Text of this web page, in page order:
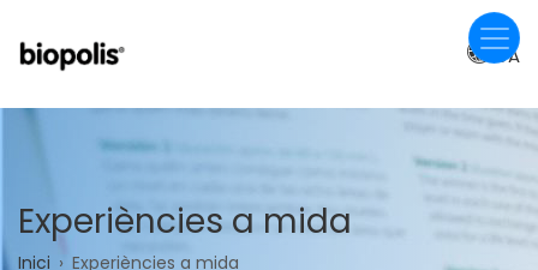
contingut
CA
Experiències a mida
Inici Experiències a mida